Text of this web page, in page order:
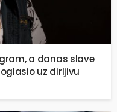
a danas slave
uz dirljivu